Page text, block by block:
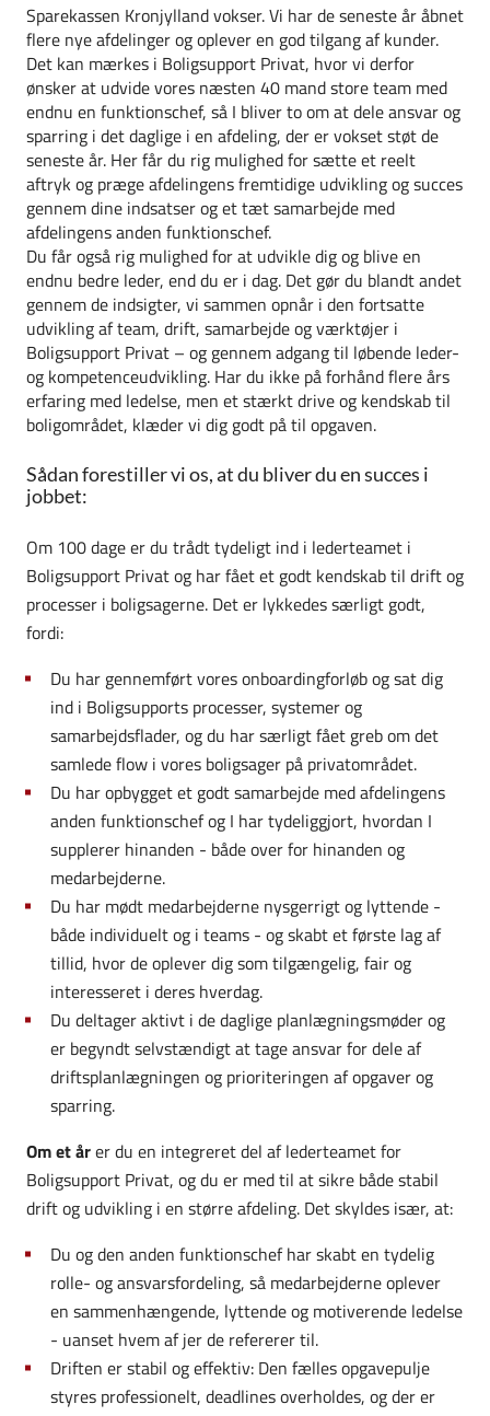
Sparekassen Kronjylland vokser. Vi har de seneste år åbnet
flere nye afdelinger og oplever en god tilgang af kunder.
Det kan mærkes i Boligsupport Privat, hvor vi derfor
ønsker at udvide vores næsten 40 mand store team med
endnu en funktionschef, så I bliver to om at dele ansvar og
sparring i det daglige i en afdeling, der er vokset støt de
seneste år. Her får du rig mulighed for sætte et reelt
aftryk og præge afdelingens fremtidige udvikling og succes
gennem dine indsatser og et tæt samarbejde med
afdelingens anden funktionschef.
Du får også rig mulighed for at udvikle dig og blive en
endnu bedre leder, end du er i dag. Det gør du blandt andet
gennem de indsigter, vi sammen opnår i den fortsatte
udvikling af team, drift, samarbejde og værktøjer i
Boligsupport Privat – og gennem adgang til løbende leder-
og kompetenceudvikling. Har du ikke på forhånd flere års
erfaring med ledelse, men et stærkt drive og kendskab til
boligområdet, klæder vi dig godt på til opgaven.
Sådan forestiller vi os, at du bliver du en succes i
jobbet:
Om 100 dage er du trådt tydeligt ind i lederteamet i
Boligsupport Privat og har fået et godt kendskab til drift og
processer i boligsagerne. Det er lykkedes særligt godt,
fordi:
Du har gennemført vores onboardingforløb og sat dig
ind i Boligsupports processer, systemer og
samarbejdsflader, og du har særligt fået greb om det
samlede flow i vores boligsager på privatområdet.
Du har opbygget et godt samarbejde med afdelingens
anden funktionschef og I har tydeliggjort, hvordan I
supplerer hinanden - både over for hinanden og
medarbejderne.
Du har mødt medarbejderne nysgerrigt og lyttende -
både individuelt og i teams - og skabt et første lag af
tillid, hvor de oplever dig som tilgængelig, fair og
interesseret i deres hverdag.
Du deltager aktivt i de daglige planlægningsmøder og
er begyndt selvstændigt at tage ansvar for dele af
driftsplanlægningen og prioriteringen af opgaver og
sparring.
Om et årer du en integreret del af lederteamet for
Boligsupport Privat, og du er med til at sikre både stabil
drift og udvikling i en større afdeling. Det skyldes især, at:
Du og den anden funktionschef har skabt en tydelig
rolle- og ansvarsfordeling, så medarbejderne oplever
en sammenhængende, lyttende og motiverende ledelse
- uanset hvem af jer de refererer til.
Driften er stabil og effektiv: Den fælles opgavepulje
styres professionelt, deadlines overholdes, og der er